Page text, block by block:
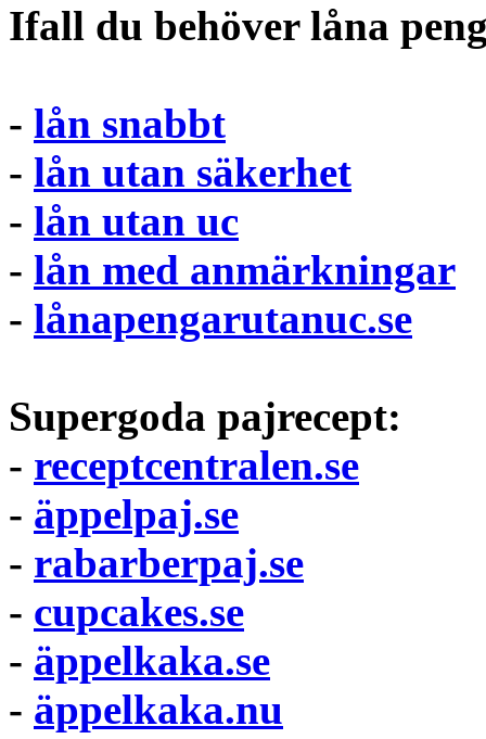
Ifall du behöver låna
- lån snabbt
- lån utan säkerhet
- lån utan uc
- lån med anmärkningar
- lånapengarutanuc.se
Supergoda pajrecept:
- receptcentralen.se
- äppelpaj.se
- rabarberpaj.se
- cupcakes.se
- äppelkaka.se
- äppelkaka.nu